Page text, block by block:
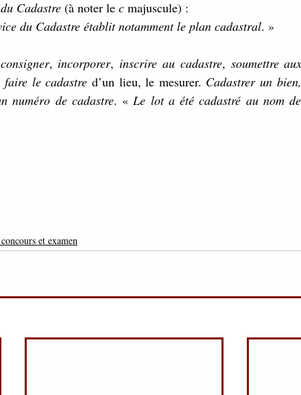
Cadastre (à noter le c majuscule) :
du Cadastre établit notamment le plan cadastral. »
consigner, incorporer, inscrire au cadastre, soumettre
faire le cadastre d’un lieu, le mesurer. Cadastrer un
numéro de cadastre. « Le lot a été cadastré au nom
et examen